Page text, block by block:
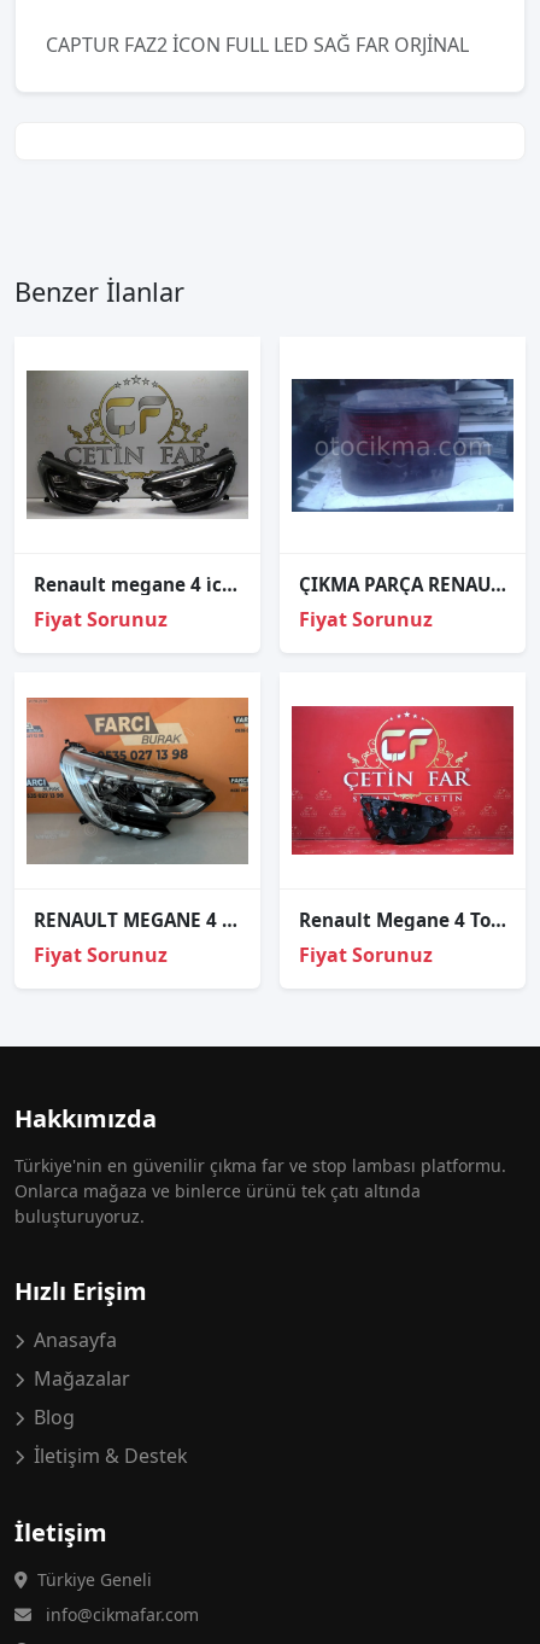
CAPTUR FAZ2 İCON FULL LED SAĞ FAR ORJİNAL
Benzer İlanlar
Renault megane 4 i̇con led sağ sol far orj çıkma 2016-2020
Fiyat Sorunuz
ÇIKMA PARÇA RENAULT 21 ARKA SOL STOP
Fiyat Sorunuz
RENAULT MEGANE 4 JOY MAKYAJLI SAĞ FAR HATASIZ
Fiyat Sorunuz
Renault Megane 4 Touch Sağ Far Kasasi
Fiyat Sorunuz
Hakkımızda
Türkiye'nin en güvenilir çıkma far ve stop lambası platformu.
Onlarca mağaza ve binlerce ürünü tek çatı altında
buluşturuyoruz.
Hızlı Erişim
Anasayfa
Mağazalar
Blog
İletişim & Destek
İletişim
Türkiye Geneli
info@cikmafar.com